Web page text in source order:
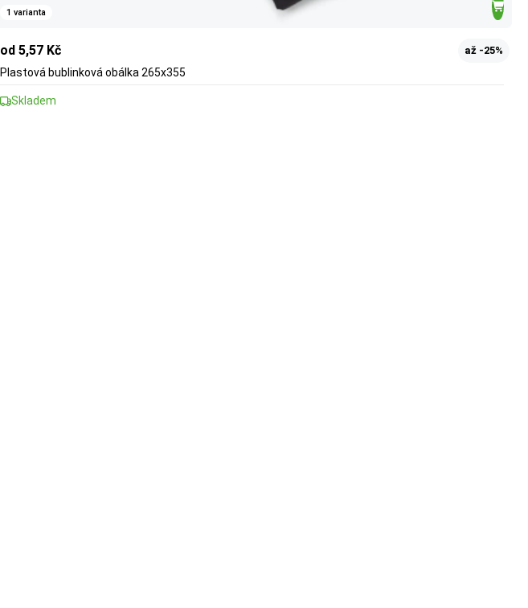
1 varianta
od 5,57 Kč až -25%
Plastová bublinková obálka 265x355
Skladem